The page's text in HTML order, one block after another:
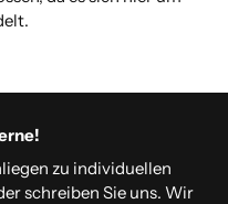
zu individuellen
schreiben Sie uns. Wir